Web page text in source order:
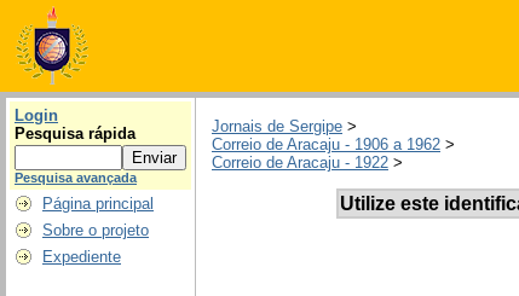
Login
Pesquisa rápida
Pesquisa avançada
Página principal
Sobre o projeto
Expediente
Jornais de Sergipe >
Correio de Aracaju - 1906 a 1962 >
Correio de Aracaju - 1922 >
Utilize este